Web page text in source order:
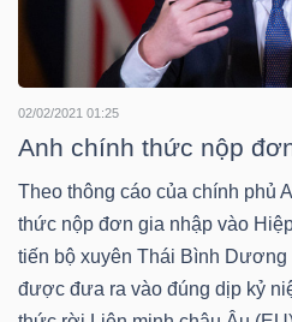
02/02/2021 01:25
Anh chính thức nộp
Theo thông cáo của chính phủ
thức nộp đơn gia nhập vào
tiến bộ xuyên Thái Bình
được đưa ra vào đúng dịp kỷ
Ngành
(-)